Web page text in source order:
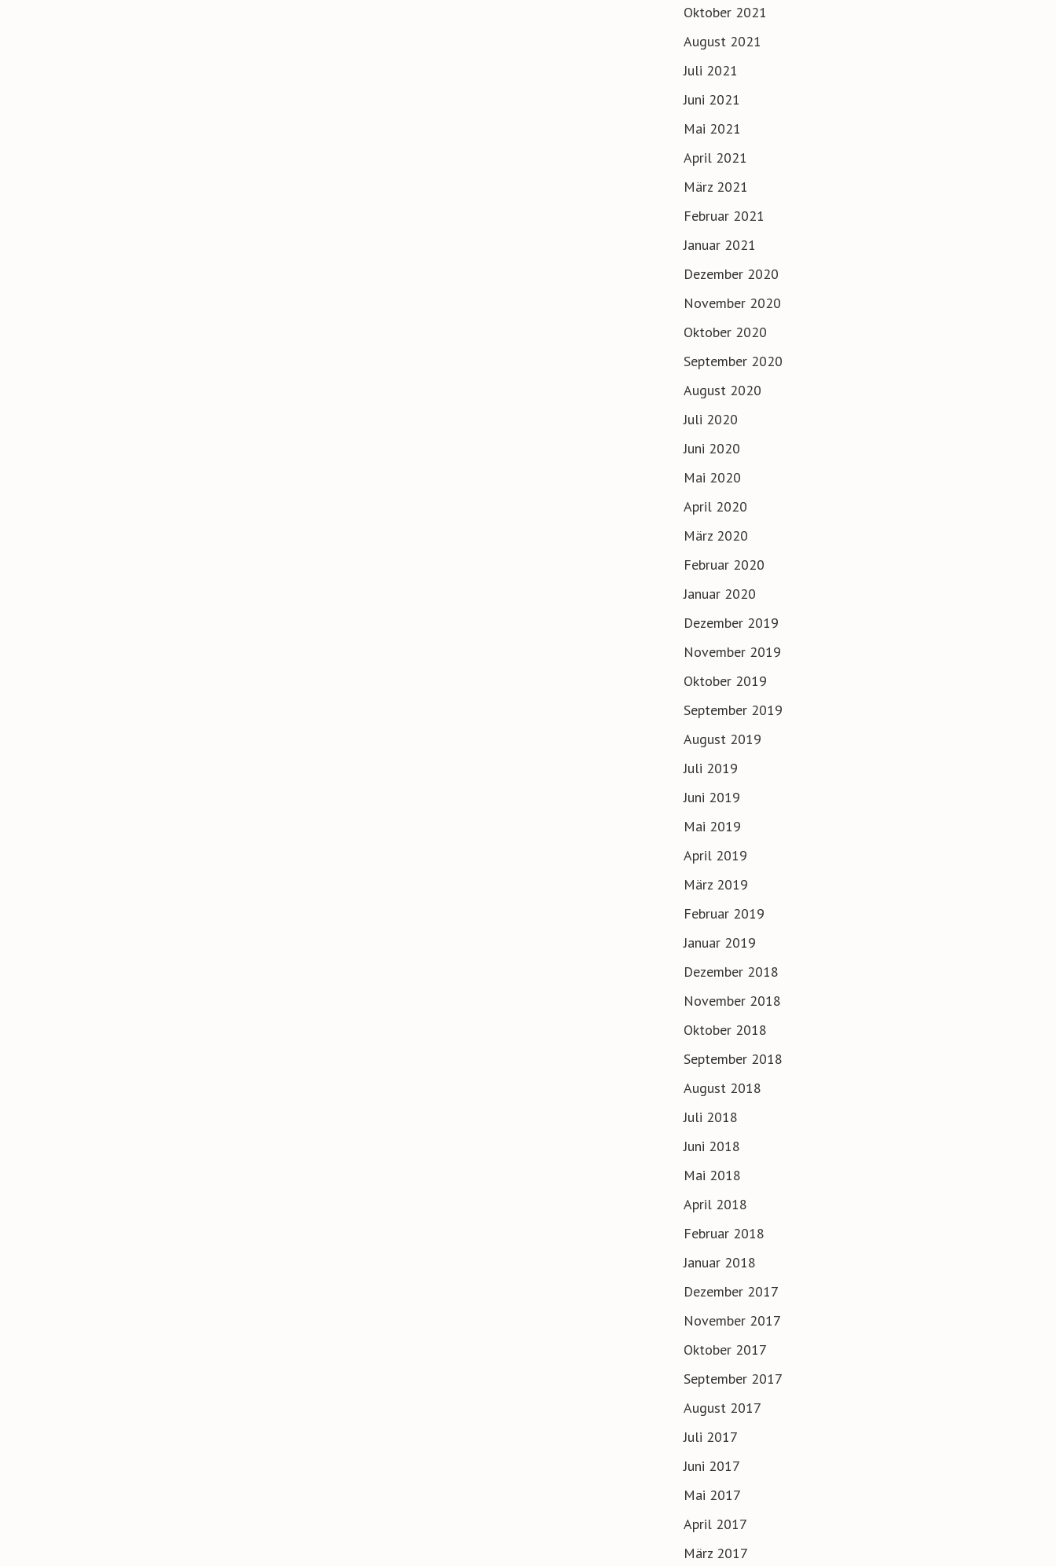
Oktober 2021
August 2021
Juli 2021
Juni 2021
Mai 2021
April 2021
März 2021
Februar 2021
Januar 2021
Dezember 2020
November 2020
Oktober 2020
September 2020
August 2020
Juli 2020
Juni 2020
Mai 2020
April 2020
März 2020
Februar 2020
Januar 2020
Dezember 2019
November 2019
Oktober 2019
September 2019
August 2019
Juli 2019
Juni 2019
Mai 2019
April 2019
März 2019
Februar 2019
Januar 2019
Dezember 2018
November 2018
Oktober 2018
September 2018
August 2018
Juli 2018
Juni 2018
Mai 2018
April 2018
Februar 2018
Januar 2018
Dezember 2017
November 2017
Oktober 2017
September 2017
August 2017
Juli 2017
Juni 2017
Mai 2017
April 2017
März 2017